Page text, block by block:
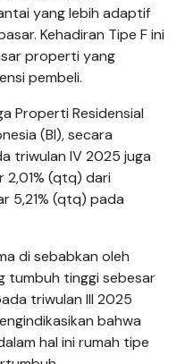
yang lebih adaptif
Kehadiran Tipe F ini
properti yang
pembeli.
Properti Residensial
(BI), secara
triwulan IV 2025 juga
(qtq) dari
5,21% (qtq) pada
di sebabkan oleh
tumbuh tinggi sebesar
triwulan III 2025
bahwa
hal ini rumah tipe